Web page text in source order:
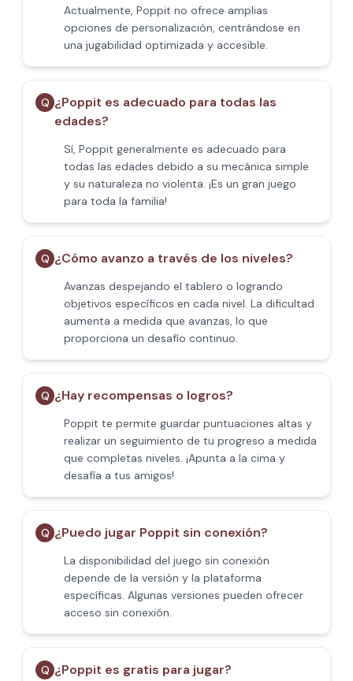
Actualmente, Poppit​ no ofrece amplias
opciones de personalización, centrándose en
una jugabilidad optimizada y accesible.
Q ¿Poppit​ es adecuado para todas las
edades?
Sí, Poppit​ generalmente es adecuado para
todas las edades debido a su mecánica simple
y su naturaleza no violenta. ¡Es un gran juego
para toda la familia!
Q ¿Cómo avanzo a través de los niveles?
Avanzas despejando el tablero o logrando
objetivos específicos en cada nivel. La dificultad
aumenta a medida que avanzas, lo que
proporciona un desafío continuo.
Q ¿Hay recompensas o logros?
Poppit​ te permite guardar puntuaciones altas y
realizar un seguimiento de tu progreso a medida
que completas niveles. ¡Apunta a la cima y
desafía a tus amigos!
Q ¿Puedo jugar Poppit​ sin conexión?
La disponibilidad del juego sin conexión
depende de la versión y la plataforma
específicas. Algunas versiones pueden ofrecer
acceso sin conexión.
Q ¿Poppit​ es gratis para jugar?